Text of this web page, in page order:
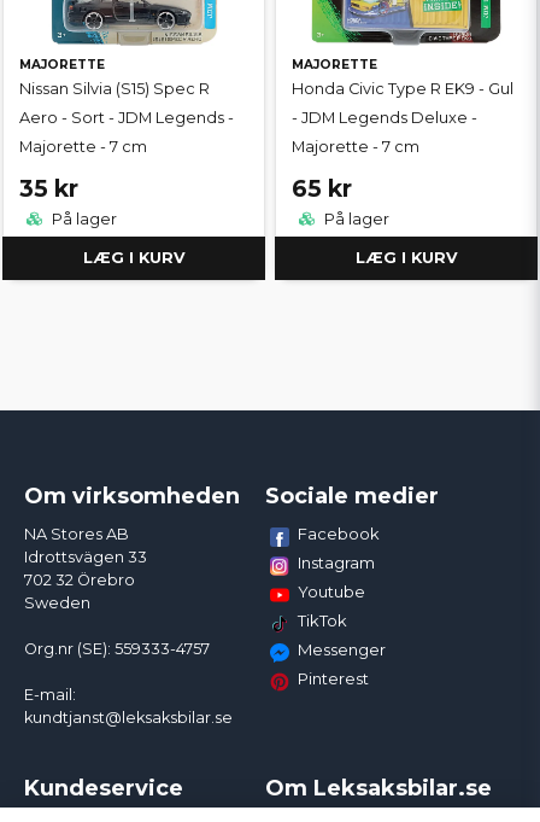
MAJORETTE
Nissan Silvia (S15) Spec R
Aero - Sort - JDM Legends -
Majorette - 7 cm
35 kr
På lager
LÆG I KURV
MAJORETTE
Honda Civic Type R EK9 - Gul
- JDM Legends Deluxe -
Majorette - 7 cm
65 kr
På lager
LÆG I KURV
Om virksomheden
NA Stores AB
Idrottsvägen 33
702 32 Örebro
Sweden
Org.nr (SE): 559333-4757
E-mail:
kundtjanst@leksaksbilar.se
Sociale medier
Facebook
Instagram
Youtube
TikTok
Messenger
Pinterest
Kundeservice Om Leksaksbilar.se